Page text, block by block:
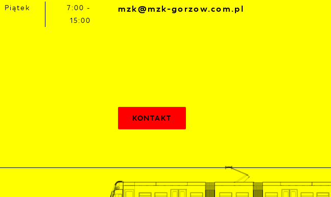
Piątek
7:00 -
15:00
mzk@mzk-gorzow.com.pl
KONTAKT